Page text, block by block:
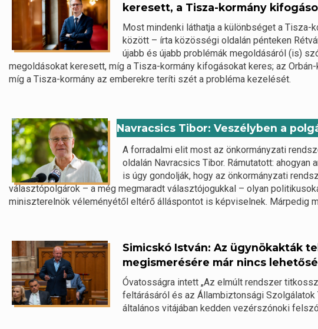
keresett, a Tisza-kormány
Most mindenki láthatja a különbséget a Tisza-
között – írta közösségi oldalán pénteken
újabb és újabb problémák megoldásáról (is)
megoldásokat keresett, míg a Tisza-kormány kifogásokat keres; az
míg a Tisza-kormány az emberekre teríti szét a probléma kezelését.
Navracsics Tibor: Veszélyben a
A forradalmi elit most az önkormányzati
oldalán Navracsics Tibor. Rámutatott: ahogyan
is úgy gondolják, hogy az önkormányzati
választópolgárok – a még megmaradt választójogukkal – olyan
miniszterelnök véleményétől eltérő álláspontot is képviselnek. Márpedig
Simicskó István: Az ügynökakták
megismerésére már nincs
Óvatosságra intett „Az elmúlt rendszer
feltárásáról és az Állambiztonsági
általános vitájában kedden vezérszónoki